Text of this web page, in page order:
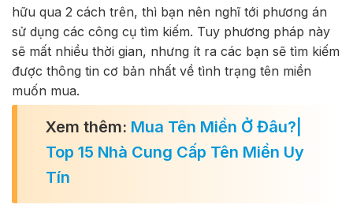
hữu qua 2 cách trên, thì bạn nên nghĩ tới phương án
sử dụng các công cụ tìm kiếm. Tuy phương pháp này
sẽ mất nhiều thời gian, nhưng ít ra các bạn sẽ tìm kiếm
được thông tin cơ bản nhất về tình trạng tên miền
muốn mua.
Xem thêm: Mua Tên Miền Ở Đâu?|
Top 15 Nhà Cung Cấp Tên Miền Uy
Tín